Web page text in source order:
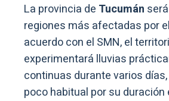
La provincia de Tucumán
regiones más afectadas por
acuerdo con el SMN, el
experimentará lluvias
continuas durante varios
poco habitual por su duración